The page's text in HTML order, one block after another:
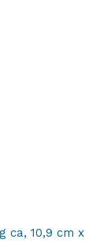
ca, 10,9 cm x